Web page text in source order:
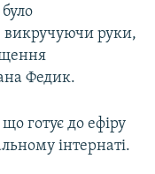
викручуючи руки,
Федик.
готує до ефіру
інтернаті.